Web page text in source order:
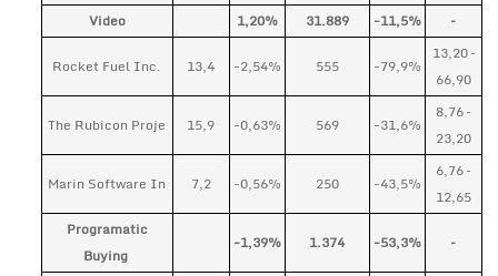
Video
1,20% 31.889 -11,5% –
Rocket Fuel Inc. 13,4 -2,54% 555 -79,9%
13,20 –
66,90
The Rubicon Proje 15,9 -0,63% 569 -31,6%
8,76 –
23,20
Marin Software In 7,2 -0,56% 250 -43,5%
6,76 –
12,65
Programatic
Buying
-1,39% 1.374 -53,3% –